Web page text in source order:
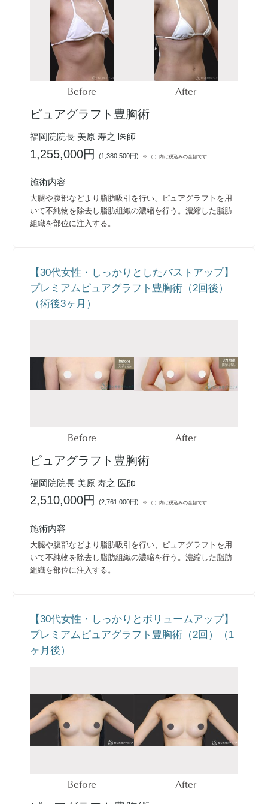
Before After
ピュアグラフト豊胸術
福岡院院長 美原 寿之 医師
1,255,000円(1,380,500円) ※ （ ）内は税込みの金額です
施術内容
大腿や腹部などより脂肪吸引を行い、ピュアグラフトを用
いて不純物を除去し脂肪組織の濃縮を行う。濃縮した脂肪
組織を部位に注入する。
【30代女性・しっかりとしたバストアップ】
プレミアムピュアグラフト豊胸術（2回後）
（術後3ヶ月）
Before After
ピュアグラフト豊胸術
福岡院院長 美原 寿之 医師
2,510,000円(2,761,000円) ※ （ ）内は税込みの金額です
施術内容
大腿や腹部などより脂肪吸引を行い、ピュアグラフトを用
いて不純物を除去し脂肪組織の濃縮を行う。濃縮した脂肪
組織を部位に注入する。
【30代女性・しっかりとボリュームアップ】
プレミアムピュアグラフト豊胸術（2回）（1
ヶ月後）
Before After